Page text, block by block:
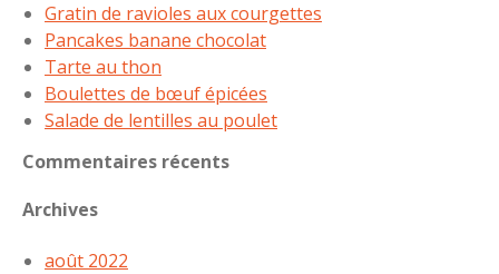
Gratin de ravioles aux courgettes
Pancakes banane chocolat
Tarte au thon
Boulettes de bœuf épicées
Salade de lentilles au poulet
Commentaires récents
Archives
août 2022